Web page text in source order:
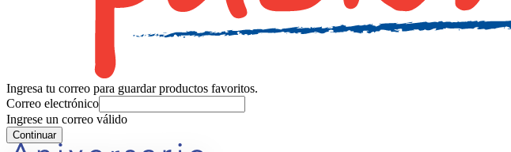
Ingresa tu correo para guardar productos favoritos.
Correo electrónico
Ingrese un correo válido
Continuar